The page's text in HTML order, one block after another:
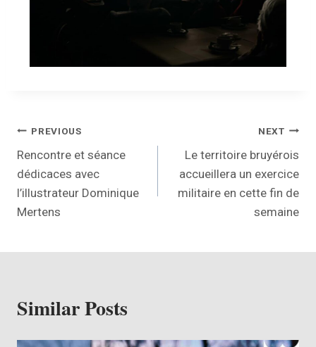
PREVIOUS
Rencontre et séance
dédicaces avec
l’illustrateur Dominique
Mertens
NEXT
Le territoire bruyérois
accueillera un exercice
militaire en cette fin de
semaine
Similar Posts